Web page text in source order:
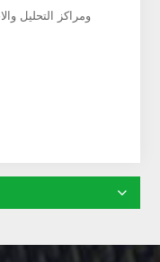
ومراكز التحليل